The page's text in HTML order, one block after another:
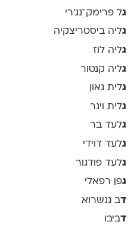
גל פרימק־נג׳רי
גליה ביסטריצקיה
גליה לוז
גליה קנטור
גלית גאון
גלית וינר
גלעד בר
גלעד דוידי
גלעד פודגור
גפן רפאלי
דב גנשרוא
דביבו